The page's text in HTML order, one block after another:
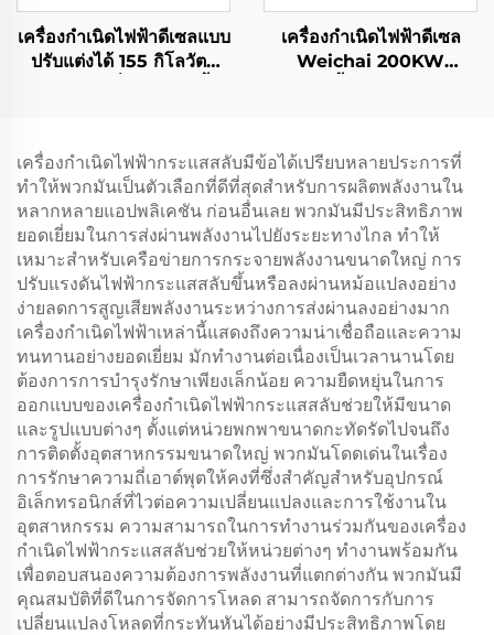
เครื่องกำเนิดไฟฟ้าดีเซลแบบ
ปรับแต่งได้ 155 กิโลวัตต์
เครื่องกำเนิดไฟฟ้าดีเซล
Weichai 200KW
เครื่องกำเนิดไฟฟ้ากระแสสลับมีข้อได้เปรียบหลายประการที่
ทำให้พวกมันเป็นตัวเลือกที่ดีที่สุดสำหรับการผลิตพลังงานใน
หลากหลายแอปพลิเคชัน ก่อนอื่นเลย พวกมันมีประสิทธิภาพ
ยอดเยี่ยมในการส่งผ่านพลังงานไปยังระยะทางไกล ทำให้
เหมาะสำหรับเครือข่ายการกระจายพลังงานขนาดใหญ่ การ
ปรับแรงดันไฟฟ้ากระแสสลับขึ้นหรือลงผ่านหม้อแปลงอย่าง
ง่ายลดการสูญเสียพลังงานระหว่างการส่งผ่านลงอย่างมาก
เครื่องกำเนิดไฟฟ้าเหล่านี้แสดงถึงความน่าเชื่อถือและความ
ทนทานอย่างยอดเยี่ยม มักทำงานต่อเนื่องเป็นเวลานานโดย
ต้องการการบำรุงรักษาเพียงเล็กน้อย ความยืดหยุ่นในการ
ออกแบบของเครื่องกำเนิดไฟฟ้ากระแสสลับช่วยให้มีขนาด
และรูปแบบต่างๆ ตั้งแต่หน่วยพกพาขนาดกะทัดรัดไปจนถึง
การติดตั้งอุตสาหกรรมขนาดใหญ่ พวกมันโดดเด่นในเรื่อง
การรักษาความถี่เอาต์พุตให้คงที่ซึ่งสำคัญสำหรับอุปกรณ์
อิเล็กทรอนิกส์ที่ไวต่อความเปลี่ยนแปลงและการใช้งานใน
อุตสาหกรรม ความสามารถในการทำงานร่วมกันของเครื่อง
กำเนิดไฟฟ้ากระแสสลับช่วยให้หน่วยต่างๆ ทำงานพร้อมกัน
เพื่อตอบสนองความต้องการพลังงานที่แตกต่างกัน พวกมันมี
คุณสมบัติที่ดีในการจัดการโหลด สามารถจัดการกับการ
เปลี่ยนแปลงโหลดที่กระทันหันได้อย่างมีประสิทธิภาพโดย